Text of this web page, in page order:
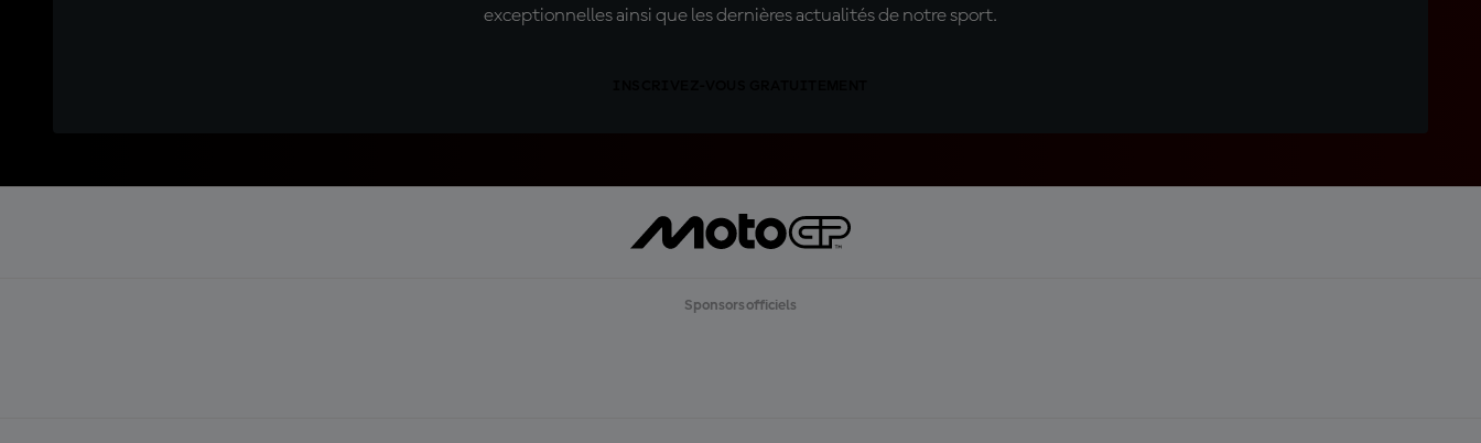
exceptionnelles ainsi que les dernières actualités de notre sport.
Sponsors officiels